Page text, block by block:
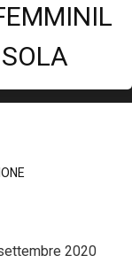
GIV! 2020